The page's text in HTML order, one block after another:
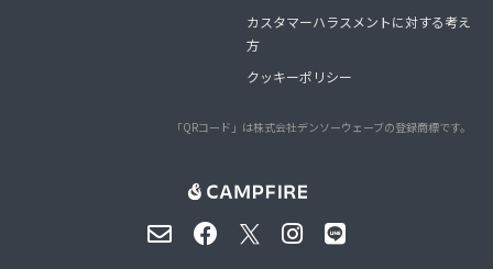
カスタマーハラスメントに対する考え
方
クッキーポリシー
「QRコード」は株式会社デンソーウェーブの登録商標です。